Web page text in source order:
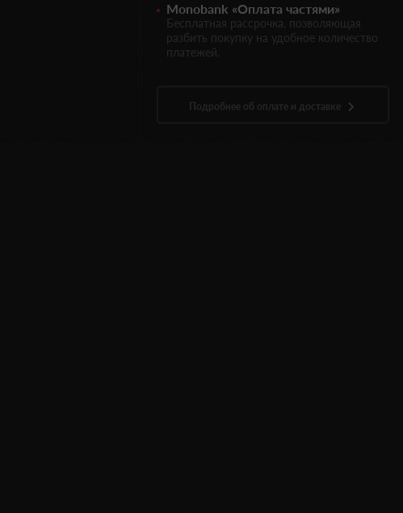
Monobank «Оплата частями»
Бесплатная рассрочка, позволяющая
разбить покупку на удобное количество
платежей.
Подробнее об оплате и доставке